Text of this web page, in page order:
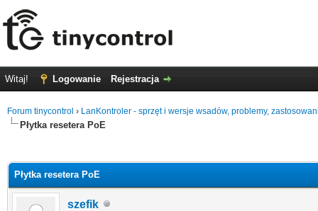
Witaj! Logowanie Rejestracja
Forum tinycontrol › LanKontroler - sprzęt i wersje wsadów, problemy,
Płytka resetera PoE
Płytka resetera PoE
szefik